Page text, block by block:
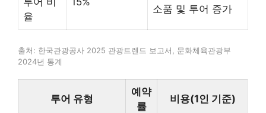
율
소품 및 투어 증가
출처: 한국관광공사 2025 관광트렌드 보고서, 문화체육관광부
2024년 통계
투어 유형
예약
률
비용(1인 기준)